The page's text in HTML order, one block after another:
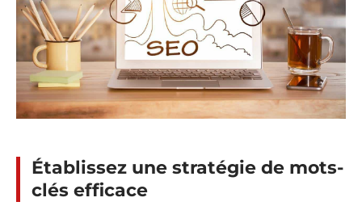
Établissez une stratégie de mots-
clés efficace